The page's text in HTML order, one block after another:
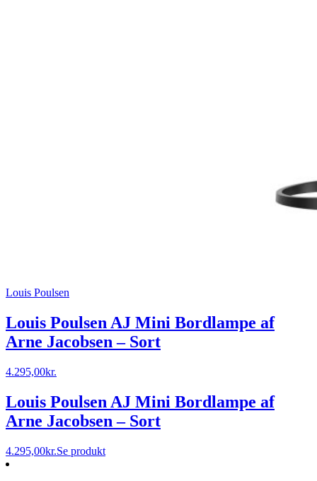
Louis Poulsen
Louis Poulsen AJ Mini Bordlampe af
Arne Jacobsen – Sort
4.295,00kr.
Louis Poulsen AJ Mini Bordlampe af
Arne Jacobsen – Sort
4.295,00kr.Se produkt